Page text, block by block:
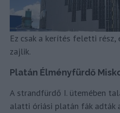
Ez csak a kerítés feletti rész,
zajlik.
Platán Élményfürdő
A strandfürdő I. ütemében
alatti óriási platán fák adták